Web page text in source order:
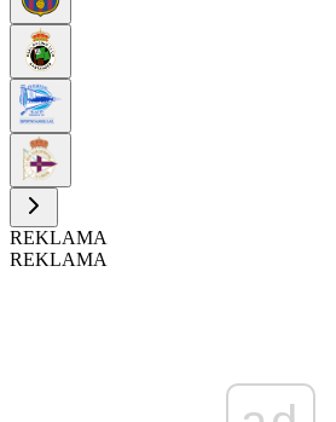
REKLAMA
REKLAMA